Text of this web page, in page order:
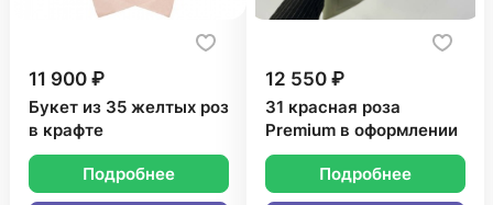
11 900 ₽
Букет из 35 желтых роз
в крафте
Подробнее
12 550 ₽
31 красная роза
Premium в оформлении
Подробнее